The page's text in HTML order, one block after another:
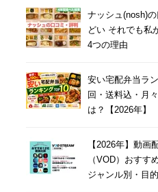
ナッシュ(nosh)
どい それでも私
4つの理由
安い宅配弁当ラ
回・送料込・月
は？【2026年】
【2026年】動画
（VOD）おすす
ジャンル別・目